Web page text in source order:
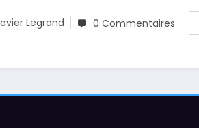
Legrand 0 Commentaires